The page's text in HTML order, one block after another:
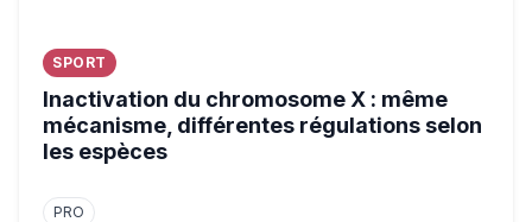
SPORT
Inactivation du chromosome X : même
mécanisme, différentes régulations selon
les espèces
PRO